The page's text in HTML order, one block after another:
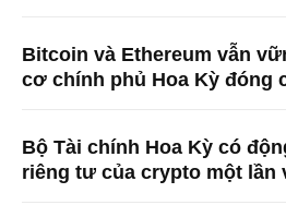
Bitcoin và Ethereum vẫn
cơ chính phủ Hoa Kỳ đóng
Bộ Tài chính Hoa Kỳ có
riêng tư của crypto một lần